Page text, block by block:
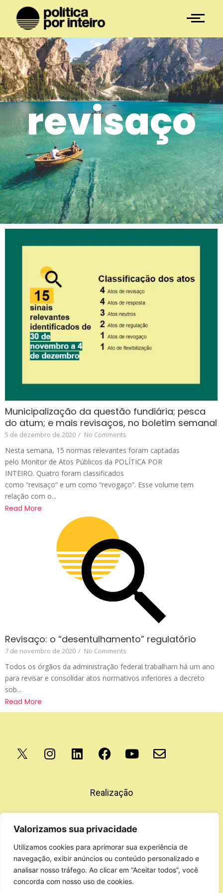
Valorizamos sua privacidade
Utilizamos cookies para aprimorar sua experiência de
navegação, exibir anúncios ou conteúdo personalizado e
analisar nosso tráfego. Ao clicar em “Aceitar todos”, você
concorda com nosso uso de cookies.
revisaço
Municipalização da questão fundiária; pesca
do atum; e mais revisaços, no boletim semanal
5 de dezembro de 2020 / No Comments
Nesta semana, 15 normas relevantes foram captadas
pelo Monitor de Atos Públicos da POLÍTICA POR
INTEIRO. Quatro foram classificados
como “revisaço” e um como “revogaço”. Esse volume tem
relação com o...
Read More
Revisaço: o “desentulhamento” regulatório
7 de novembro de 2020 / No Comments
Todos os órgãos da administração federal trabalham há um ano
para revisar e consolidar atos normativos inferiores a decreto
sob...
Read More
Realização